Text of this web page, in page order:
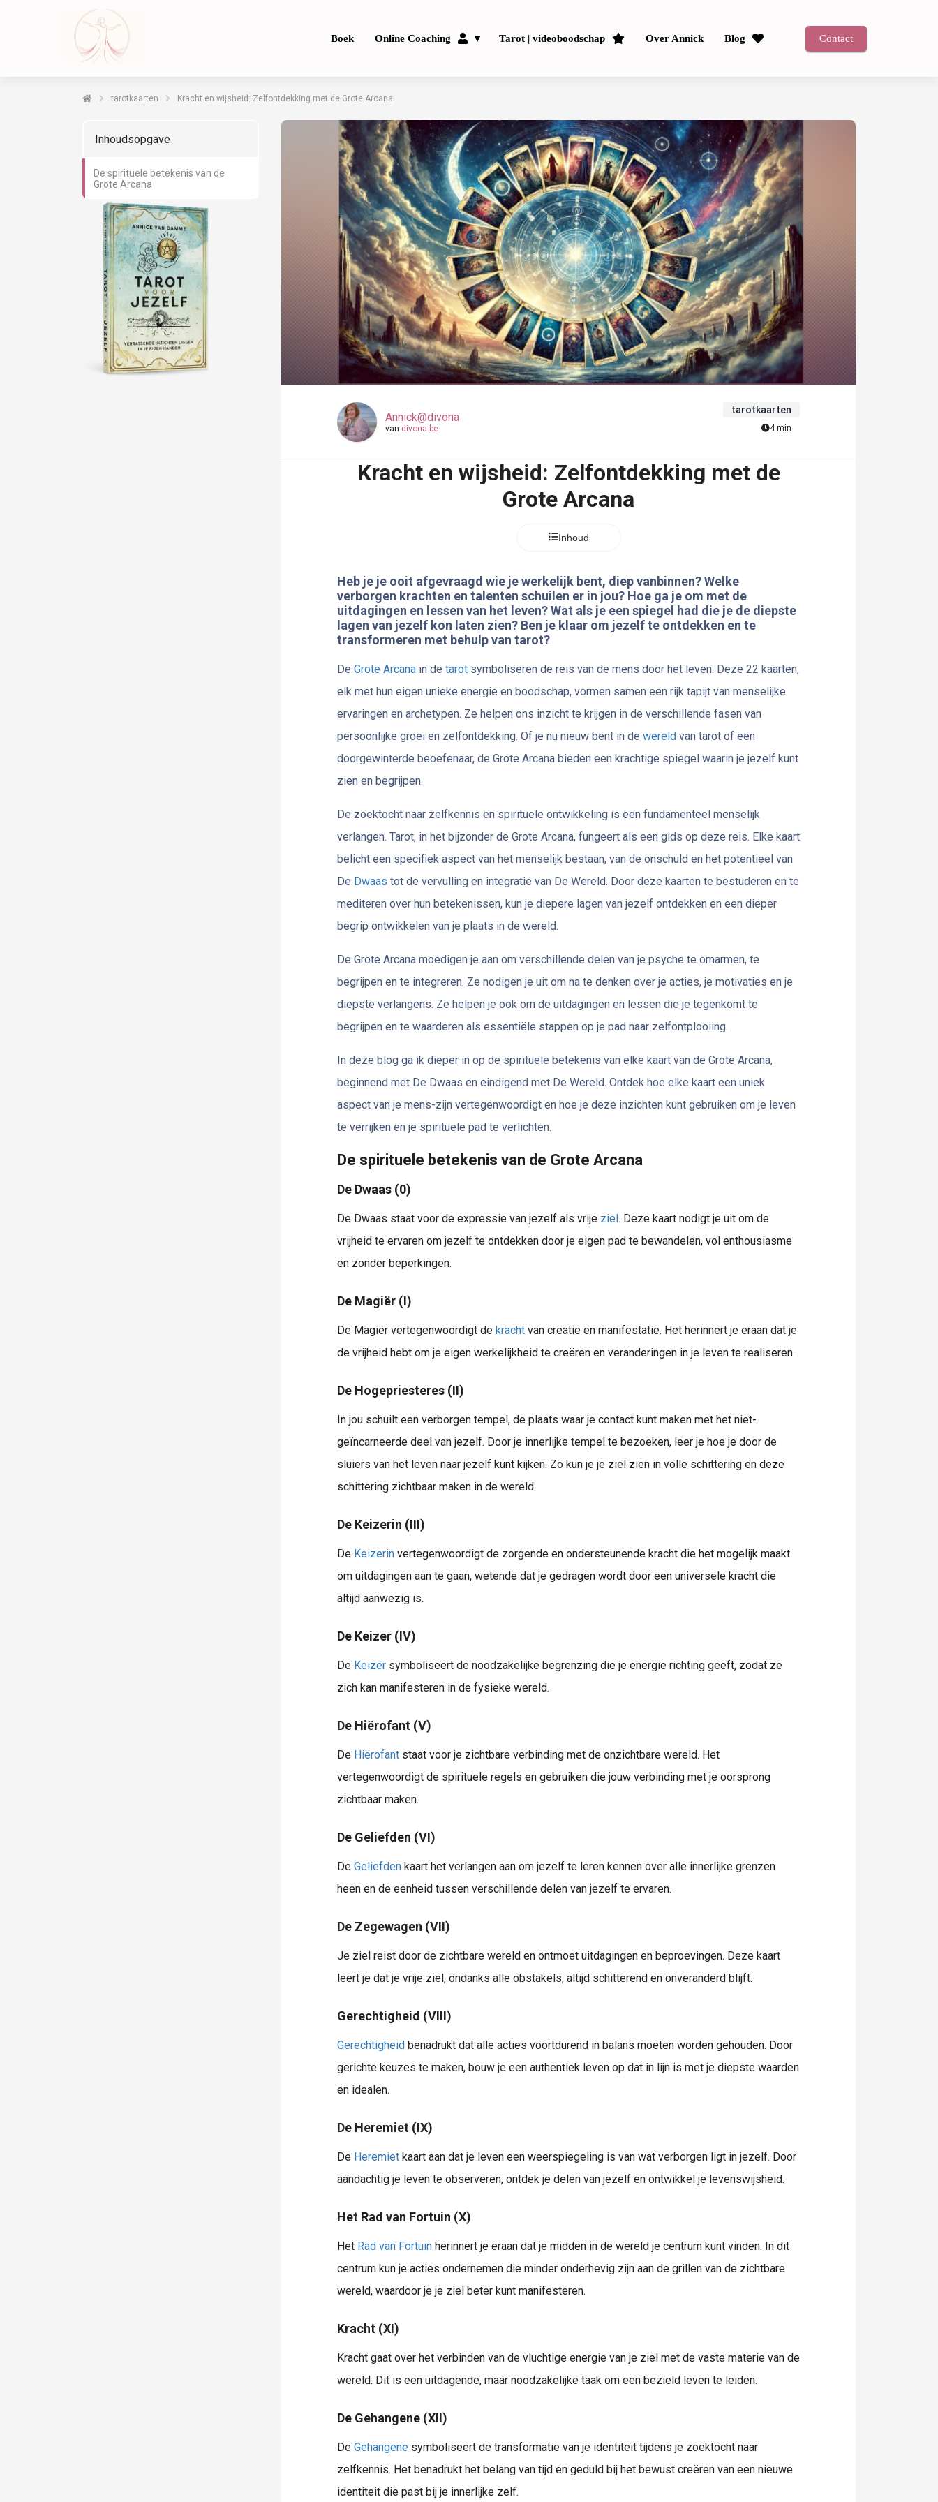
Boek Online Coaching Tarot | videoboodschap Over Annick Blog Contact
tarotkaarten Kracht en wijsheid: Zelfontdekking met de Grote Arcana
Inhoudsopgave
De spirituele betekenis van de
Grote Arcana
Annick@divona
van divona.be
tarotkaarten
4 min
Kracht en wijsheid: Zelfontdekking met de
Grote Arcana
Inhoud
Heb je je ooit afgevraagd wie je werkelijk bent, diep vanbinnen? Welke
verborgen krachten en talenten schuilen er in jou? Hoe ga je om met de
uitdagingen en lessen van het leven? Wat als je een spiegel had die je de diepste
lagen van jezelf kon laten zien? Ben je klaar om jezelf te ontdekken en te
transformeren met behulp van tarot?
De Grote Arcana in de tarot symboliseren de reis van de mens door het leven. Deze 22 kaarten,
elk met hun eigen unieke energie en boodschap, vormen samen een rijk tapijt van menselijke
ervaringen en archetypen. Ze helpen ons inzicht te krijgen in de verschillende fasen van
persoonlijke groei en zelfontdekking. Of je nu nieuw bent in de wereld van tarot of een
doorgewinterde beoefenaar, de Grote Arcana bieden een krachtige spiegel waarin je jezelf kunt
zien en begrijpen.
De zoektocht naar zelfkennis en spirituele ontwikkeling is een fundamenteel menselijk
verlangen. Tarot, in het bijzonder de Grote Arcana, fungeert als een gids op deze reis. Elke kaart
belicht een specifiek aspect van het menselijk bestaan, van de onschuld en het potentieel van
De Dwaas tot de vervulling en integratie van De Wereld. Door deze kaarten te bestuderen en te
mediteren over hun betekenissen, kun je diepere lagen van jezelf ontdekken en een dieper
begrip ontwikkelen van je plaats in de wereld.
De Grote Arcana moedigen je aan om verschillende delen van je psyche te omarmen, te
begrijpen en te integreren. Ze nodigen je uit om na te denken over je acties, je motivaties en je
diepste verlangens. Ze helpen je ook om de uitdagingen en lessen die je tegenkomt te
begrijpen en te waarderen als essentiële stappen op je pad naar zelfontplooiing.
In deze blog ga ik dieper in op de spirituele betekenis van elke kaart van de Grote Arcana,
beginnend met De Dwaas en eindigend met De Wereld. Ontdek hoe elke kaart een uniek
aspect van je mens-zijn vertegenwoordigt en hoe je deze inzichten kunt gebruiken om je leven
te verrijken en je spirituele pad te verlichten.
De spirituele betekenis van de Grote Arcana
De Dwaas (0)
De Dwaas staat voor de expressie van jezelf als vrije ziel. Deze kaart nodigt je uit om de
vrijheid te ervaren om jezelf te ontdekken door je eigen pad te bewandelen, vol enthousiasme
en zonder beperkingen.
De Magiër (I)
De Magiër vertegenwoordigt de kracht van creatie en manifestatie. Het herinnert je eraan dat je
de vrijheid hebt om je eigen werkelijkheid te creëren en veranderingen in je leven te realiseren.
De Hogepriesteres (II)
In jou schuilt een verborgen tempel, de plaats waar je contact kunt maken met het niet-
geïncarneerde deel van jezelf. Door je innerlijke tempel te bezoeken, leer je hoe je door de
sluiers van het leven naar jezelf kunt kijken. Zo kun je je ziel zien in volle schittering en deze
schittering zichtbaar maken in de wereld.
De Keizerin (III)
De Keizerin vertegenwoordigt de zorgende en ondersteunende kracht die het mogelijk maakt
om uitdagingen aan te gaan, wetende dat je gedragen wordt door een universele kracht die
altijd aanwezig is.
De Keizer (IV)
De Keizer symboliseert de noodzakelijke begrenzing die je energie richting geeft, zodat ze
zich kan manifesteren in de fysieke wereld.
De Hiërofant (V)
De Hiërofant staat voor je zichtbare verbinding met de onzichtbare wereld. Het
vertegenwoordigt de spirituele regels en gebruiken die jouw verbinding met je oorsprong
zichtbaar maken.
De Geliefden (VI)
De Geliefden kaart het verlangen aan om jezelf te leren kennen over alle innerlijke grenzen
heen en de eenheid tussen verschillende delen van jezelf te ervaren.
De Zegewagen (VII)
Je ziel reist door de zichtbare wereld en ontmoet uitdagingen en beproevingen. Deze kaart
leert je dat je vrije ziel, ondanks alle obstakels, altijd schitterend en onveranderd blijft.
Gerechtigheid (VIII)
Gerechtigheid benadrukt dat alle acties voortdurend in balans moeten worden gehouden. Door
gerichte keuzes te maken, bouw je een authentiek leven op dat in lijn is met je diepste waarden
en idealen.
De Heremiet (IX)
De Heremiet kaart aan dat je leven een weerspiegeling is van wat verborgen ligt in jezelf. Door
aandachtig je leven te observeren, ontdek je delen van jezelf en ontwikkel je levenswijsheid.
Het Rad van Fortuin (X)
Het Rad van Fortuin herinnert je eraan dat je midden in de wereld je centrum kunt vinden. In dit
centrum kun je acties ondernemen die minder onderhevig zijn aan de grillen van de zichtbare
wereld, waardoor je je ziel beter kunt manifesteren.
Kracht (XI)
Kracht gaat over het verbinden van de vluchtige energie van je ziel met de vaste materie van de
wereld. Dit is een uitdagende, maar noodzakelijke taak om een bezield leven te leiden.
De Gehangene (XII)
De Gehangene symboliseert de transformatie van je identiteit tijdens je zoektocht naar
zelfkennis. Het benadrukt het belang van tijd en geduld bij het bewust creëren van een nieuwe
identiteit die past bij je innerlijke zelf.